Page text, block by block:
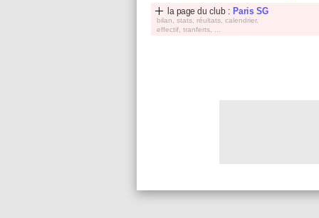
la page du club : Paris SG
bilan, stats, réultats, calendrier,
effectif, tranferts, ...